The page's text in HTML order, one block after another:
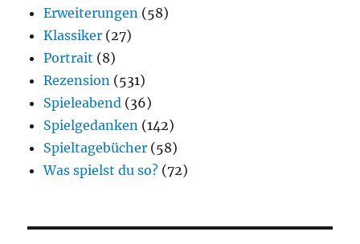
Erweiterungen (58)
Klassiker (27)
Portrait (8)
Rezension (531)
Spieleabend (36)
Spielgedanken (142)
Spieltagebücher (58)
Was spielst du so? (72)